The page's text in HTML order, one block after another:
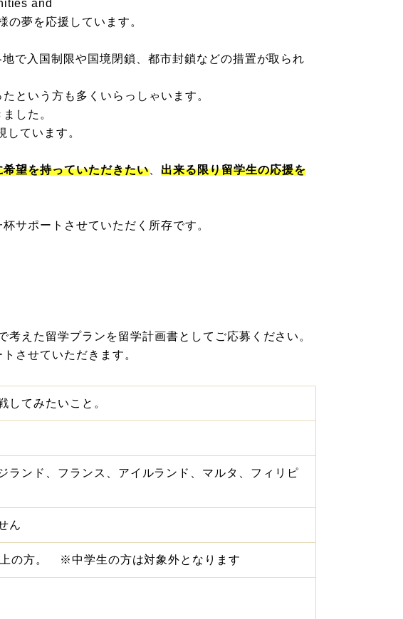
and
夢を応援しています。
で入国制限や国境閉鎖、都市封鎖などの措置が取られ
という方も多くいらっしゃいます。
した。
ています。
希望を持っていただきたい、 出来る限り留学生の応援を
サポートさせていただく所存です。
えた留学プランを留学計画書としてご応募ください。
させていただきます。
してみたいこと。
ランド、フランス、アイルランド、マルタ、フィリピ
ん
の方。 ※中学生の方は対象外となります